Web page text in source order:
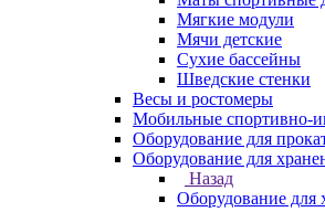
Мягкие модули
Мячи детские
Сухие бассейны
Шведские стенки
Весы и ростомеры
Мобильные спортивно-
Оборудование для
Оборудование для
Назад
Оборудование для